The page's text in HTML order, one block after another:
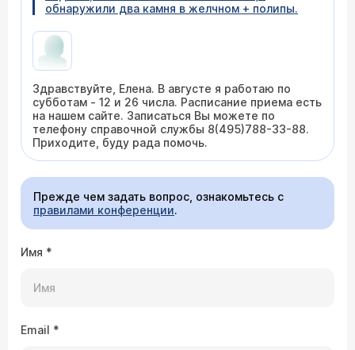
обнаружили два камня в желчном + полипы.
Здравствуйте, Елена. В августе я работаю по
субботам - 12 и 26 числа. Расписание приема есть
на нашем сайте. Записаться Вы можете по
телефону справочной службы 8(495)788-33-88.
Приходите, буду рада помочь.
Прежде чем задать вопрос, ознакомьтесь с
правилами конференции.
Имя *
Email *